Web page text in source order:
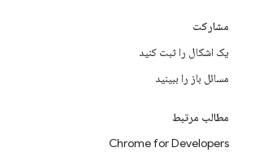
مشارکت
یک اشکال را ثبت کنید
مسائل باز را ببینید
مطالب مرتبط
Chrome for Developers